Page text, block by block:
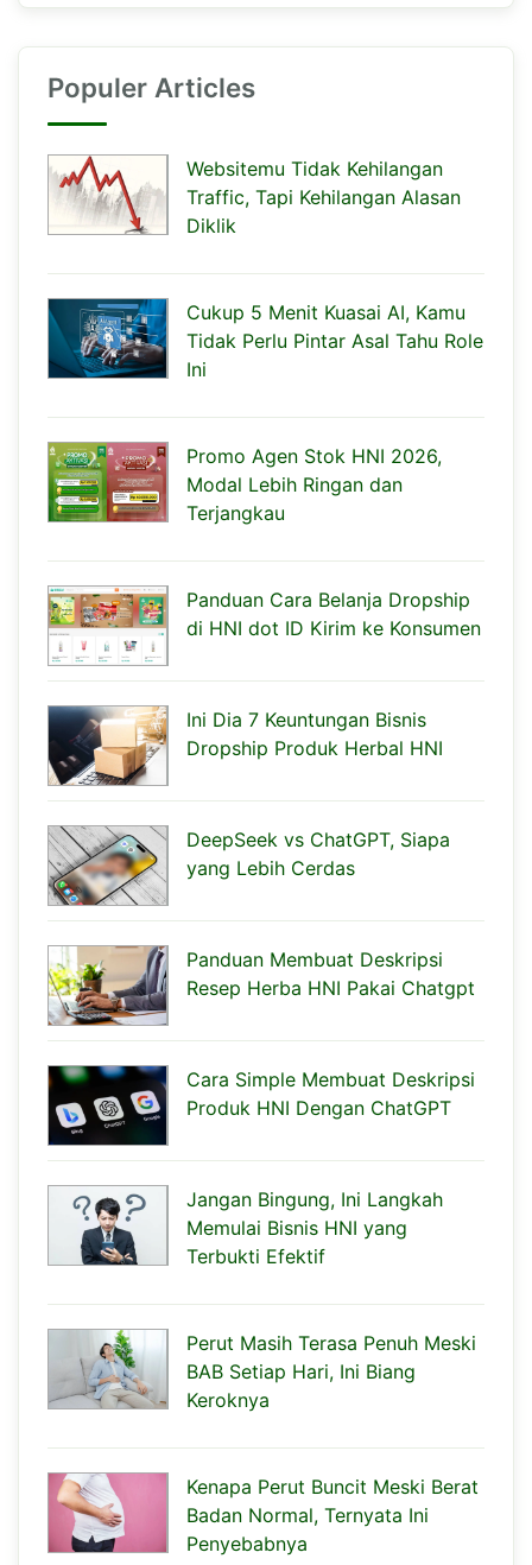
Populer Articles
Websitemu Tidak Kehilangan
Traffic, Tapi Kehilangan Alasan
Diklik
Cukup 5 Menit Kuasai AI, Kamu
Tidak Perlu Pintar Asal Tahu Role
Ini
Promo Agen Stok HNI 2026,
Modal Lebih Ringan dan
Terjangkau
Panduan Cara Belanja Dropship
di HNI dot ID Kirim ke Konsumen
Ini Dia 7 Keuntungan Bisnis
Dropship Produk Herbal HNI
DeepSeek vs ChatGPT, Siapa
yang Lebih Cerdas
Panduan Membuat Deskripsi
Resep Herba HNI Pakai Chatgpt
Cara Simple Membuat Deskripsi
Produk HNI Dengan ChatGPT
Jangan Bingung, Ini Langkah
Memulai Bisnis HNI yang
Terbukti Efektif
Perut Masih Terasa Penuh Meski
BAB Setiap Hari, Ini Biang
Keroknya
Kenapa Perut Buncit Meski Berat
Badan Normal, Ternyata Ini
Penyebabnya